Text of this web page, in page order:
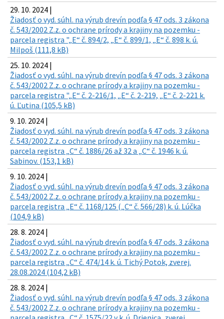
29. 10. 2024 |
Žiadosť o vyd. súhl. na výrub drevín podľa § 47 ods. 3 zákona
č. 543/2002 Z.z. o ochrane prírody a krajiny na pozemku -
parcela registra "„E“ č. 894/2, „E“ č. 899/1, „E“ č. 898 k. ú.
Milpoš (111,8 kB)
25. 10. 2024 |
Žiadosť o vyd. súhl. na výrub drevín podľa § 47 ods. 3 zákona
č. 543/2002 Z.z. o ochrane prírody a krajiny na pozemku -
parcela registra "„E“ č. 2-216/1, „E“ č. 2-219, „E“ č. 2-221 k.
ú. Ľutina (105,5 kB)
9. 10. 2024 |
Žiadosť o vyd. súhl. na výrub drevín podľa § 47 ods. 3 zákona
č. 543/2002 Z.z. o ochrane prírody a krajiny na pozemku -
parcela registra „C“ č. 1886/26 až 32 a „C“ č. 1946 k. ú.
Sabinov. (153,1 kB)
9. 10. 2024 |
Žiadosť o vyd. súhl. na výrub drevín podľa § 47 ods. 3 zákona
č. 543/2002 Z.z. o ochrane prírody a krajiny na pozemku -
parcela registra „E“ č. 1168/125 („C“ č. 566/28) k. ú. Lúčka
(104,9 kB)
28. 8. 2024 |
Žiadosť o vyd. súhl. na výrub drevín podľa § 47 ods. 3 zákona
č. 543/2002 Z.z. o ochrane prírody a krajiny na pozemku -
parcela registra „C“ č. 474/14 k. ú. Tichý Potok, zverej.
28.08.2024 (104,2 kB)
28. 8. 2024 |
Žiadosť o vyd. súhl. na výrub drevín podľa § 47 ods. 3 zákona
č. 543/2002 Z.z. o ochrane prírody a krajiny na pozemku -